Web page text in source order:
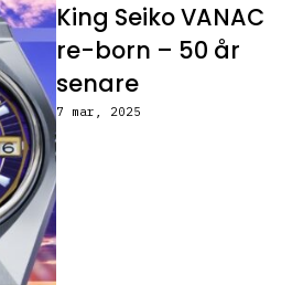
King Seiko VANAC
re-born – 50 år
senare
7 mar, 2025